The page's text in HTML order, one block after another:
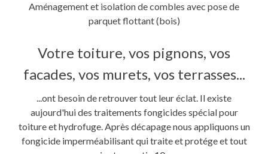
Aménagement et isolation de combles avec pose de
parquet flottant (bois)
Votre toiture, vos pignons, vos
facades, vos murets, vos terrasses...
...ont besoin de retrouver tout leur éclat. Il existe
aujourd'hui des traitements fongicides spécial pour
toiture et hydrofuge. Après décapage nous appliquons un
fongicide imperméabilisant qui traite et protége et tout